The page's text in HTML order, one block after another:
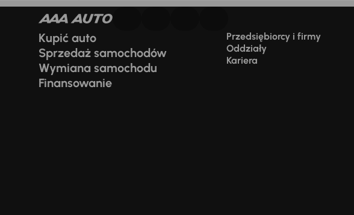
Kupić auto
Sprzedaż samochodów
Wymiana samochodu
Finansowanie
Przedsiębiorcy i firmy
Oddziały
Kariera